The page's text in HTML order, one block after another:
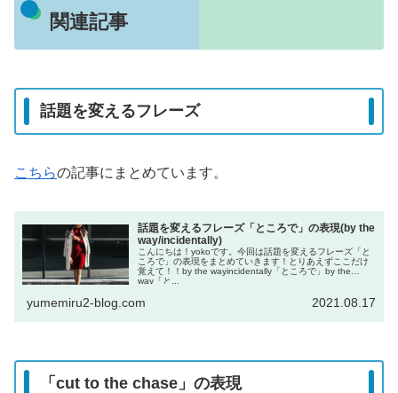
関連記事
話題を変えるフレーズ
こちらの記事にまとめています。
話題を変えるフレーズ「ところで」の表現(by the
way/incidentally)
こんにちは！yokoです。今回は話題を変えるフレーズ「と
ころで」の表現をまとめていきます！とりあえずここだけ
覚えて！！by the wayincidentally「ところで」by the
way「と...
yumemiru2-blog.com 2021.08.17
「cut to the chase」の表現